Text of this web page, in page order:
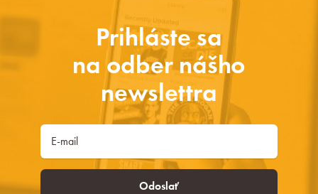
Prihláste sa
na odber nášho
newslettra
Odoslať